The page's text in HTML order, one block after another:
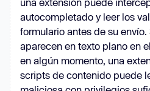
autocompletado y leer los
formulario antes de su
aparecen en texto plano en
en algún momento, una
scripts de contenido puede